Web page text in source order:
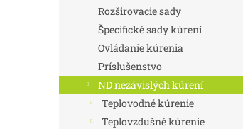
Rozširovacie sady
Špecifické sady kúrení
Ovládanie kúrenia
Príslušenstvo
ND nezávislých kúrení
Teplovodné kúrenie
Teplovzdušné kúrenie